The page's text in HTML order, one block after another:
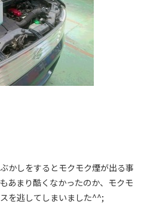
かしをするとモクモク煙が出る事
あまり酷くなかったのか、モクモ
を逃してしまいました^^;